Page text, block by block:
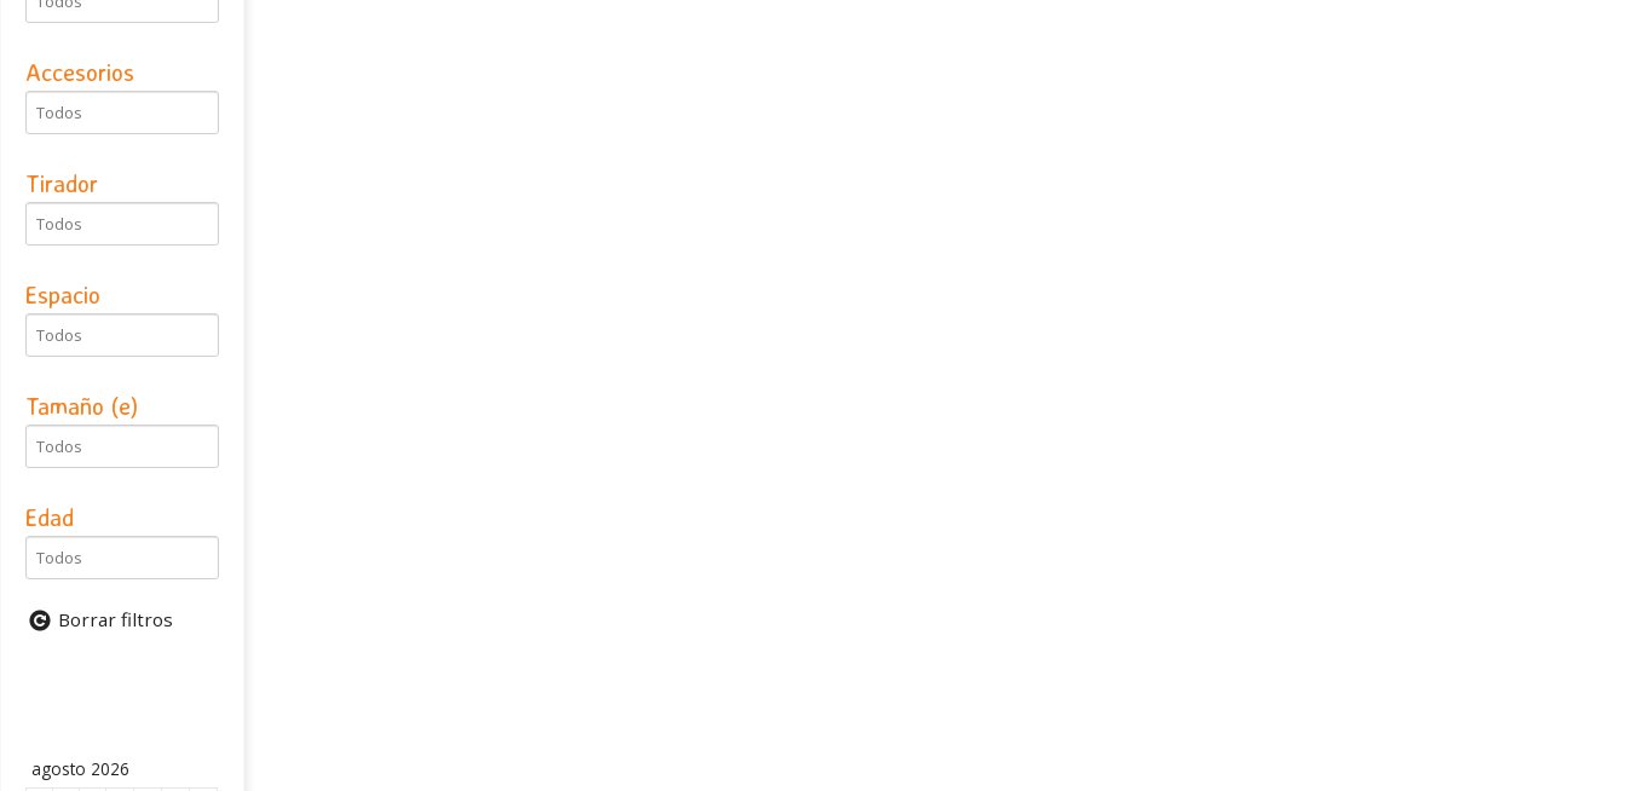
Accesorios
Tirador
Espacio
Tamaño (e)
Edad
Borrar filtros
agosto 2026